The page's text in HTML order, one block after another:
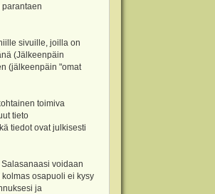
sivuille, joilla on
(Jälkeenpäin
(jälkeenpäin "omat
toimiva
tieto
tiedot ovat julkisesti
voidaan
osapuoli ei kysy
ja